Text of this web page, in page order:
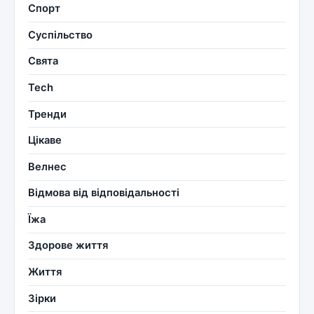
Спорт
Суспільство
Свята
Tech
Тренди
Цікаве
Велнес
Відмова від відповідальності
Їжа
Здорове життя
Життя
Зірки